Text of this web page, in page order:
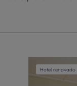
Hotel renovado